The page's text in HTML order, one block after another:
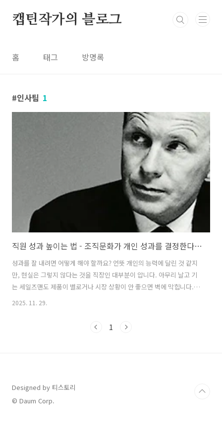
캡틴작가의 블로그
홈 태그 방명록
인사팀 1
직원 성과 높이는 법 - 조직문화가 개인 성과를 결정한다는 증거
성과를 잘 내려면 어떻게 해야 할까요? 언뜻 개인의 능력에 달린 것 같지
만, 현실은 그렇지 않다는 것을 직장인 대부분이 압니다. 아무리 날고 기
는 세일즈맨도 제품이 별로거나 시장 상황이 안 좋으면 벽에 막힙니다.
그럼에도 회사가 좋은 '이것'을 갖춘다면 성과를 낼 가능성이 높아집니
닐 도쉬(Neel Doshi)와 린지 맥그리거(Lindsay McGregor)는 어떤 조
2025. 11. 29.
1
Designed by 티스토리
© Daum Corp.